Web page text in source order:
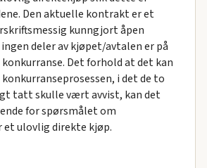
Den aktuelle kontrakt er et
kunngjort åpen
deler av kjøpet/avtalen er på
Det forhold at det kan
i det de to
tatt skulle vært avvist, kan det
for spørsmålet om
et ulovlig direkte kjøp.